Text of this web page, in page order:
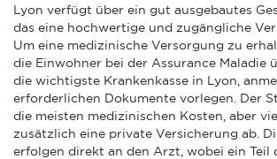
Lyon verfügt über ein gut ausgebautes
das eine hochwertige und zugängliche
Um eine medizinische Versorgung zu
die Einwohner bei der Assurance Maladie
die wichtigste Krankenkasse in Lyon,
erforderlichen Dokumente vorlegen. Der
die meisten medizinischen Kosten, aber
zusätzlich eine private Versicherung ab.
erfolgen direkt an den Arzt, wobei ein Teil